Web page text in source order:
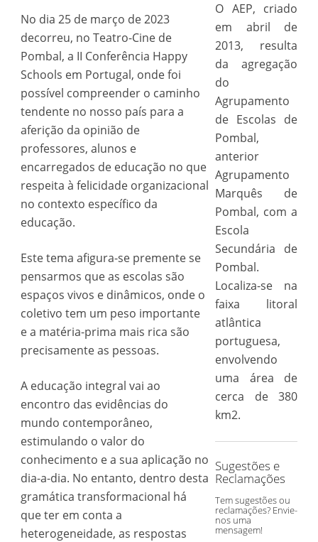
No dia 25 de março de 2023
decorreu, no Teatro-Cine de
Pombal, a II Conferência Happy
Schools em Portugal, onde foi
possível compreender o caminho
tendente no nosso país para a
aferição da opinião de
professores, alunos e
encarregados de educação no que
respeita à felicidade organizacional
no contexto específico da
educação.
Este tema afigura-se premente se
pensarmos que as escolas são
espaços vivos e dinâmicos, onde o
coletivo tem um peso importante
e a matéria-prima mais rica são
precisamente as pessoas.
A educação integral vai ao
encontro das evidências do
mundo contemporâneo,
estimulando o valor do
conhecimento e a sua aplicação no
dia-a-dia. No entanto, dentro desta
gramática transformacional há
que ter em conta a
heterogeneidade, as respostas
O AEP, criado
em abril de
2013, resulta
da agregação
do
Agrupamento
de Escolas de
Pombal,
anterior
Agrupamento
Marquês de
Pombal, com a
Escola
Secundária de
Pombal.
Localiza-se na
faixa litoral
atlântica
portuguesa,
envolvendo
uma área de
cerca de 380
km2.
Sugestões e
Reclamações
Tem sugestões ou
reclamações? Envie-
nos uma
mensagem!